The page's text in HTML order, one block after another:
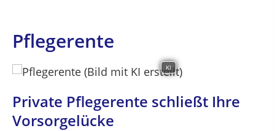
Pflegerente
KI
Private Pflegerente schließt Ihre
Vorsorgelücke